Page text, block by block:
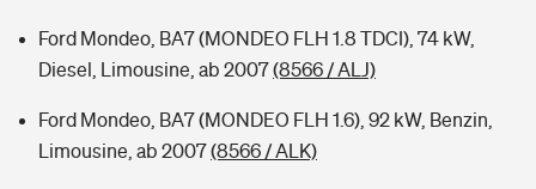
Ford Mondeo, BA7 (MONDEO FLH 1.8 TDCI), 74 kW,
Diesel, Limousine, ab 2007(8566 / ALJ)
Ford Mondeo, BA7 (MONDEO FLH 1.6), 92 kW, Benzin,
Limousine, ab 2007(8566 / ALK)